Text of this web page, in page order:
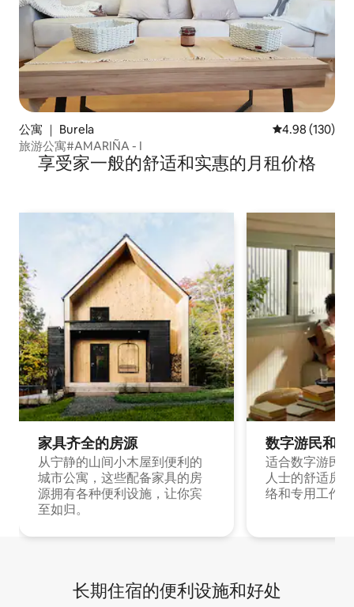
公寓 ｜ Burela 平均评分 4.98
4.98 (130)
旅游公寓#AMARIÑA - I
享受家一般的舒适和实惠的月租价格
家具齐全的房源
从宁静的山间小木屋到便利的
城市公寓，这些配备家具的房
源拥有各种便利设施，让你宾
至如归。
数字游民和
适合数字游民
人士的舒适房
络和专用工作
长期住宿的便利设施和好处